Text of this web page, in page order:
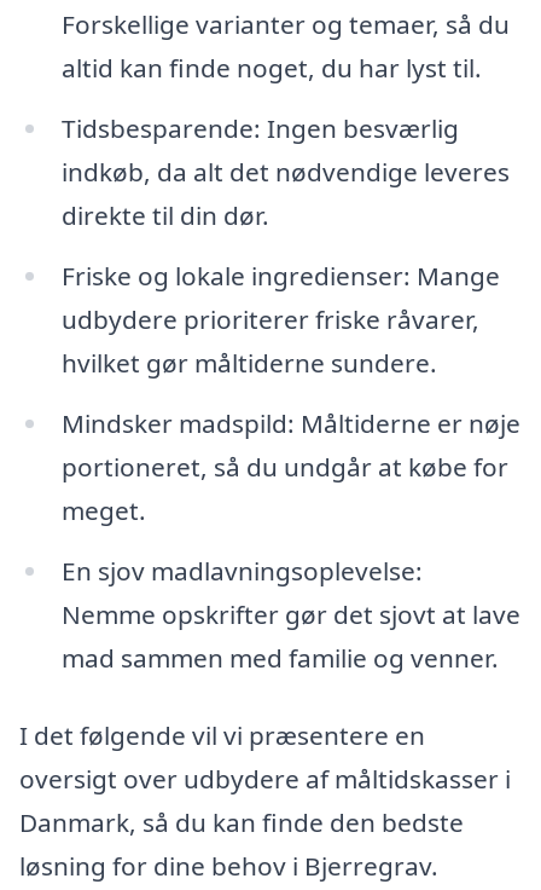
Forskellige varianter og temaer, så du
altid kan finde noget, du har lyst til.
Tidsbesparende: Ingen besværlig
indkøb, da alt det nødvendige leveres
direkte til din dør.
Friske og lokale ingredienser: Mange
udbydere prioriterer friske råvarer,
hvilket gør måltiderne sundere.
Mindsker madspild: Måltiderne er nøje
portioneret, så du undgår at købe for
meget.
En sjov madlavningsoplevelse:
Nemme opskrifter gør det sjovt at lave
mad sammen med familie og venner.
I det følgende vil vi præsentere en
oversigt over udbydere af måltidskasser i
Danmark, så du kan finde den bedste
løsning for dine behov i Bjerregrav.